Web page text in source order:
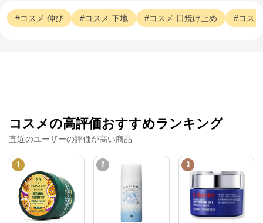
コスメ 伸び コスメ 下地 コスメ 日焼け止め コスメ
コスメの高評価おすすめランキング
直近のユーザーの評価が高い商品
1 2 3